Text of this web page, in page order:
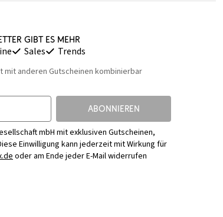
gibt es mehr
Sales Trends
mit anderen Gutscheinen kombinierbar
ABONNIEREN
mbH mit exklusiven Gutscheinen,
Einwilligung kann jederzeit mit Wirkung für
oder am Ende jeder E-Mail widerrufen